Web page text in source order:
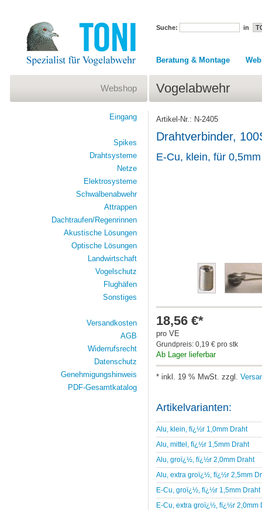
Suche: in
Beratung & Montage
Vogelabwehr
Artikel-Nr.: N-2405
Drahtverbinder,
E-Cu, klein, für
18,56 €*
pro VE
Grundpreis: 0,19 € pro stk
Ab Lager lieferbar
* inkl. 19 % MwSt. zzgl.
Artikelvarianten:
Alu, klein, fï¿½r 1,0mm Draht
Alu, mittel, fï¿½r 1,5mm Draht
Alu, groï¿½, fï¿½r 2,0mm Draht
Alu, extra groï¿½, fï¿½r 2,5mm
E-Cu, groï¿½, fï¿½r 1,5mm Draht
E-Cu, extra groï¿½, fï¿½r 2,0mm
Webshop
Eingang
Spikes
Drahtsysteme
Netze
Elektrosysteme
Schwalbenabwehr
Attrappen
Dachtraufen/Regenrinnen
Akustische Lösungen
Optische Lösungen
Landwirtschaft
Vogelschutz
Flughäfen
Sonstiges
Versandkosten
AGB
Widerrufsrecht
Datenschutz
Genehmigungshinweis
PDF-Gesamtkatalog